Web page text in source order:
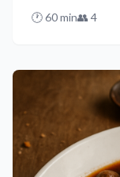
både er lækker
🕐60min👥 4